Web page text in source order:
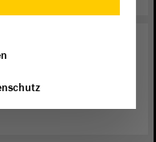
Freiheit und
Culture", Wokeismus
Hochschulen